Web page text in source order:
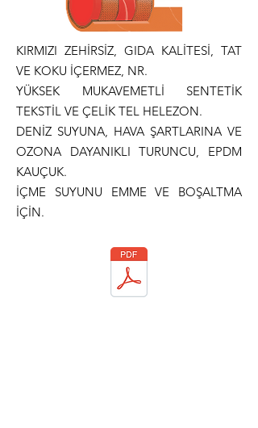
KIRMIZI ZEHİRSİZ, GIDA KALİTESİ, TAT
VE KOKU İÇERMEZ, NR.
YÜKSEK MUKAVEMETLİ SENTETİK
TEKSTİL VE ÇELİK TEL HELEZON.
DENİZ SUYUNA, HAVA ŞARTLARINA VE
OZONA DAYANIKLI TURUNCU, EPDM
KAUÇUK.
İÇME SUYUNU EMME VE BOŞALTMA
İÇİN.